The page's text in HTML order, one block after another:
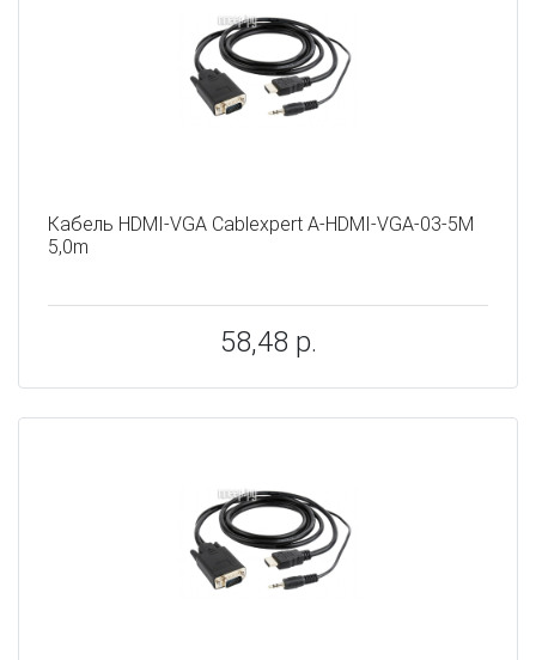
Кабель HDMI-VGA Cablexpert A-HDMI-VGA-03-5M
5,0m
58,48 р.